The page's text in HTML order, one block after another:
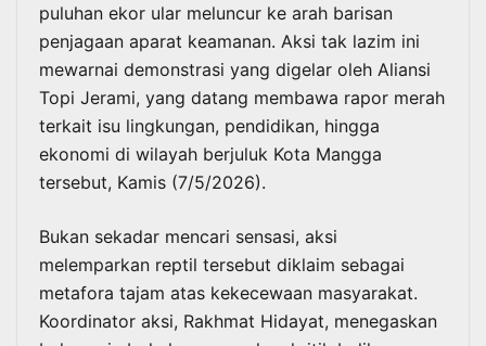
puluhan ekor ular meluncur ke arah barisan
penjagaan aparat keamanan. Aksi tak lazim ini
mewarnai demonstrasi yang digelar oleh Aliansi
Topi Jerami, yang datang membawa rapor merah
terkait isu lingkungan, pendidikan, hingga
ekonomi di wilayah berjuluk Kota Mangga
tersebut, Kamis (7/5/2026).
Bukan sekadar mencari sensasi, aksi
melemparkan reptil tersebut diklaim sebagai
metafora tajam atas kekecewaan masyarakat.
Koordinator aksi, Rakhmat Hidayat, menegaskan